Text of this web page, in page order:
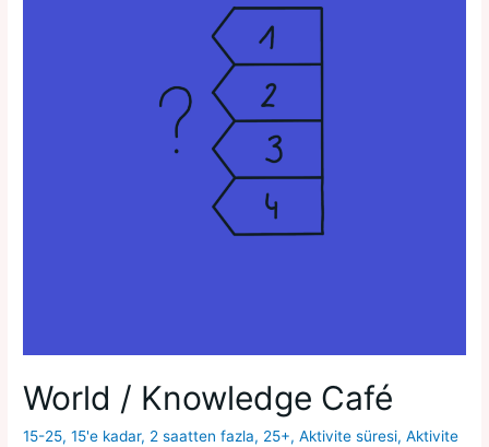
World / Knowledge Café
15-25,15'e kadar, 2 saatten fazla, 25+,Aktivite süresi,Aktivite